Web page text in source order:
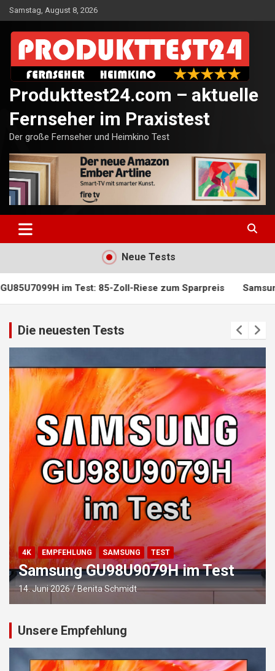
Skip
to
content
Samstag, August 8, 2026
Produkttest24.com – aktuelle
Fernseher im Praxistest
Der große Fernseher und Heimkino Test
Neue Tests
Zoll-Riese zum Sparpreis Samsung GU55U7099H im
Die neuesten Tests
4K EMPFEHLUNG SAMSUNG TEST
Samsung GU98U9079H im Test
14. Juni 2026 Benita Schmidt
Unsere Empfehlung